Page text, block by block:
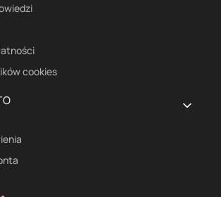
cookies